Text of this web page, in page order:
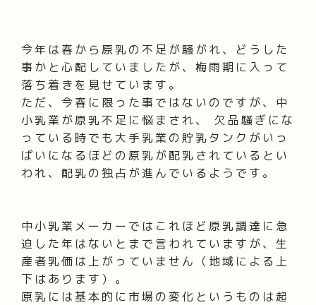
今年は春から原乳の不足が騒がれ、どうした
事かと心配していましたが、梅雨期に入って
落ち着きを見せています。
ただ、今春に限った事ではないのですが、中
小乳業が原乳不足に悩まされ、 欠品騒ぎにな
っている時でも大手乳業の貯乳タンクがいっ
ぱいになるほどの原乳が配乳されているとい
われ、配乳の独占が進んでいるようです。
中小乳業メーカーではこれほど原乳調達に急
迫した年はないとまで言われていますが、生
産者乳価は上がっていません（地域による上
下はあります）。
原乳には基本的に市場の変化というものは起